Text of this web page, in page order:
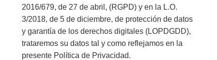
2016/679, de 27 de abril, (RGPD) y en la L.O.
3/2018, de 5 de diciembre, de protección de datos
y garantía de los derechos digitales (LOPDGDD),
trataremos su datos tal y como reflejamos en la
presente Política de Privacidad.